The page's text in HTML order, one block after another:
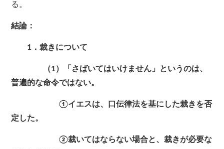
る。
結論：
1．裁きについて
（1）「さばいてはいけません」というのは、
普遍的な命令ではない。
①イエスは、口伝律法を基にした裁きを否
定した。
②裁いてはならない場合と、裁きが必要な